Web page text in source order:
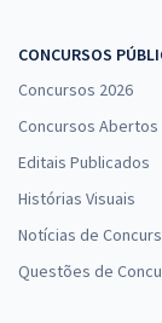
CONCURSOS
Concursos 2026
Concursos Abertos
Editais Publicados
Histórias Visuais
Notícias de
Questões de